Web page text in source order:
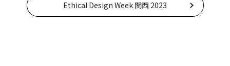
Ethical Design Week 関西 2023